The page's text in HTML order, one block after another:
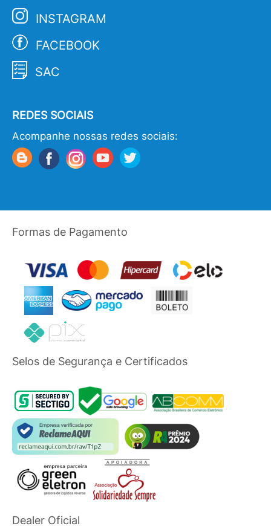
INSTAGRAM
FACEBOOK
SAC
REDES SOCIAIS
Acompanhe nossas redes sociais:
Formas de Pagamento
Selos de Segurança e Certificados
Dealer Oficial